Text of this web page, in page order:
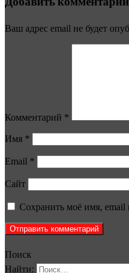
Ваш адрес email не будет
Комментарий *
Имя *
Email *
Сайт
Сохранить моё имя, email
Поиск
Найти: